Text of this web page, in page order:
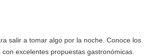
salir a tomar algo por la noche. Conoce los
excelentes propuestas gastronómicas.